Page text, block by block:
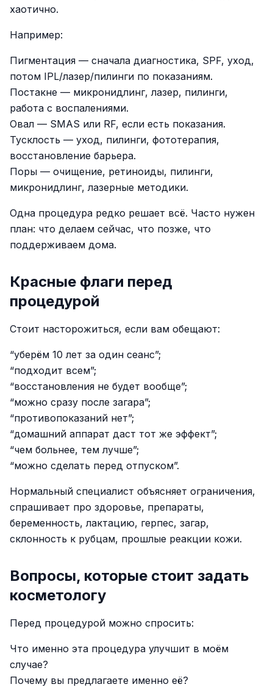
хаотично.
Например:
Пигментация — сначала диагностика, SPF, уход,
потом IPL/лазер/пилинги по показаниям.
Постакне — микронидлинг, лазер, пилинги,
работа с воспалениями.
Овал — SMAS или RF, если есть показания.
Тусклость — уход, пилинги, фототерапия,
восстановление барьера.
Поры — очищение, ретиноиды, пилинги,
микронидлинг, лазерные методики.
Одна процедура редко решает всё. Часто нужен
план: что делаем сейчас, что позже, что
поддерживаем дома.
Красные флаги перед
процедурой
Стоит насторожиться, если вам обещают:
“уберём 10 лет за один сеанс”;
“подходит всем”;
“восстановления не будет вообще”;
“можно сразу после загара”;
“противопоказаний нет”;
“домашний аппарат даст тот же эффект”;
“чем больнее, тем лучше”;
“можно сделать перед отпуском”.
Нормальный специалист объясняет ограничения,
спрашивает про здоровье, препараты,
беременность, лактацию, герпес, загар,
склонность к рубцам, прошлые реакции кожи.
Вопросы, которые стоит задать
косметологу
Перед процедурой можно спросить:
Что именно эта процедура улучшит в моём
случае?
Почему вы предлагаете именно её?